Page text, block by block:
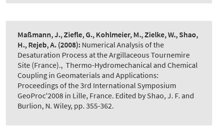
Maßmann, J., Ziefle, G., Kohlmeier, M., Zielke, W., Shao,
H., Rejeb, A. (2008): Numerical Analysis of the
Desaturation Process at the Argillaceous Tournemire
Site (France)., Thermo-Hydromechanical and Chemical
Coupling in Geomaterials and Applications:
Proceedings of the 3rd International Symposium
GeoProc'2008 in Lille, France. Edited by Shao, J. F. and
Burlion, N. Wiley, pp. 355-362.